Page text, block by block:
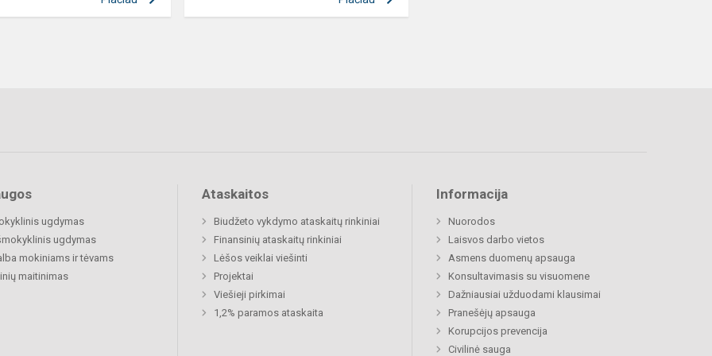
ugdymas
ugdymas
mokiniams ir tėvams
maitinimas
Ataskaitos
Biudžeto vykdymo ataskaitų rinkiniai
Finansinių ataskaitų rinkiniai
Lėšos veiklai viešinti
Projektai
Viešieji pirkimai
1,2% paramos ataskaita
Informacija
Nuorodos
Laisvos darbo vietos
Asmens duomenų apsauga
Konsultavimasis su visuomene
Dažniausiai užduodami klausimai
Pranešėjų apsauga
Korupcijos prevencija
Civilinė sauga